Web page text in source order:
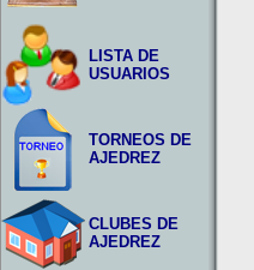
LISTA DE
USUARIOS
TORNEOS DE
AJEDREZ
CLUBES DE
AJEDREZ